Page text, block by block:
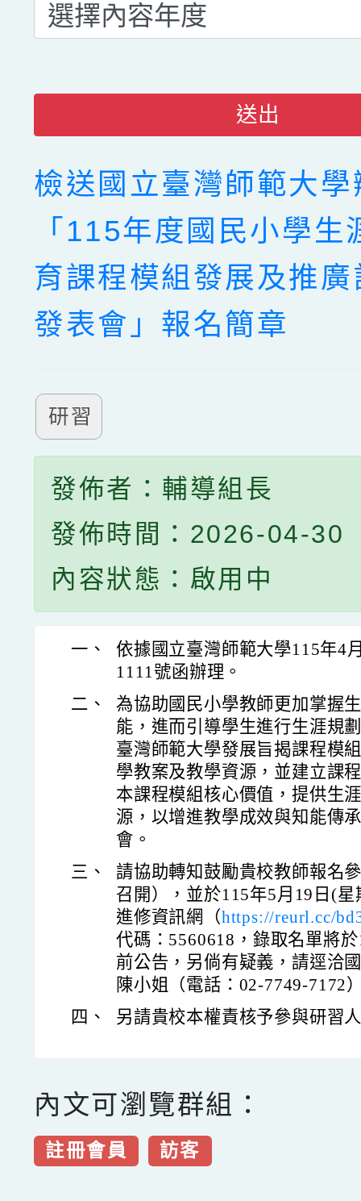
送出
檢送國立臺灣師範大學
「115年度國民小學生
育課程模組發展及推
發表會」報名簡章
研習
發佈者：輔導組長
發佈時間：2026-04-30
內容狀態：啟用中
一、
依據國立臺灣師範大學115年4
1111號函辦理。
二、
為協助國民小學教師更加掌握
能，進而引導學生進行生涯規
臺灣師範大學發展旨揭課程模
學教案及教學資源，並建立課
本課程模組核心價值，提供生
源，以增進教學成效與知能傳
會。
三、
請協助轉知鼓勵貴校教師報名
召開），並於115年5月19日(
進修資訊網（https://reurl.cc/
代碼：5560618，錄取名單將
前公告，另倘有疑義，請逕洽
陳小姐（電話：02-7749-7172
四、
另請貴校本權責核予參與研習
內文可瀏覽群組：
註冊會員 訪客